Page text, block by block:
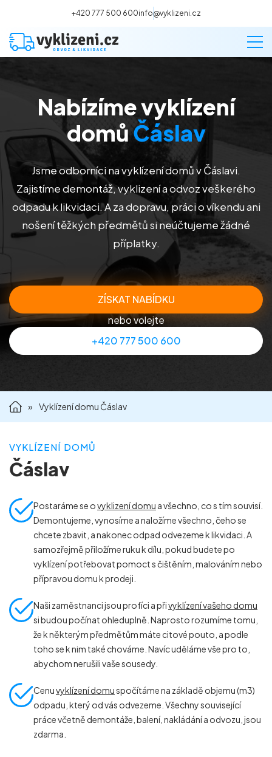
+420 777 500 600info@vyklizeni.cz
Vyklízení
Stěhování
Malování
Deratizace a dezinsekce
Příprava nemovitostí na prodej
Reference
Nabízíme vyklízení
domůČáslav
Jsme odborníci na vyklízení domů v Čáslavi.
Zajistíme demontáž, vyklizení a odvoz veškerého
odpadu k likvidaci. A za dopravu, práci o víkendu ani
nošení těžkých předmětů si neúčtujeme žádné
příplatky.
ZÍSKAT NABÍDKU
nebo volejte
+420 777 500 600
» Vyklízení domu Čáslav
VYKLÍZENÍ DOMŮ
Čáslav
Postaráme se ovyklizení domu a všechno, co s tím souvisí.
Demontujeme, vynosíme a naložíme všechno, čeho se
chcete zbavit, a nakonec odpad odvezeme k likvidaci. A
samozřejmě přiložíme ruku k dílu, pokud budete po
vyklízení potřebovat pomoct s čištěním, malováním nebo
přípravou domu k prodeji.
Naši zaměstnanci jsou profíci a přivyklízení vašeho domu
si budou počínat ohleduplně. Naprosto rozumíme tomu,
že k některým předmětům máte citové pouto, a podle
toho se k nim také chováme. Navíc uděláme vše pro to,
abychom nerušili vaše sousedy.
Cenuvyklízení domuspočítáme na základě objemu (m3)
odpadu, který od vás odvezeme. Všechny související
práce včetně demontáže, balení, nakládání a odvozu, jsou
zdarma.